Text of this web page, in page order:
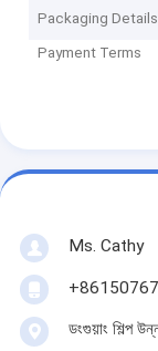
Packaging Details
Payment Terms
Ms. Cathy
ডংগুয়াং শিল্প